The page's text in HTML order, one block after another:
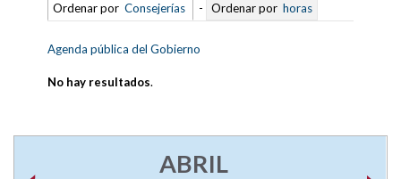
Ordenar por Consejerías - Ordenar por horas
Agenda pública del Gobierno
No hay resultados.
ABRIL